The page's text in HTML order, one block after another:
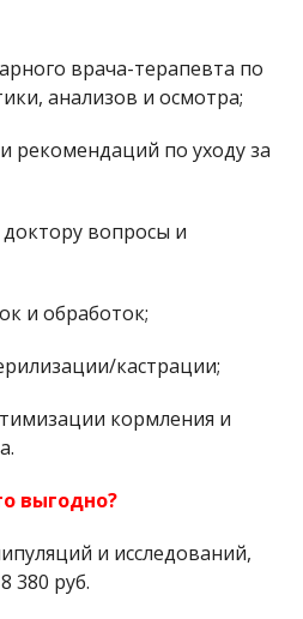
врача-терапевта по
анализов и осмотра;
рекомендаций по уходу за
вопросы и
и обработок;
кастрации;
кормления и
выгодно?
и исследований,
380 руб.